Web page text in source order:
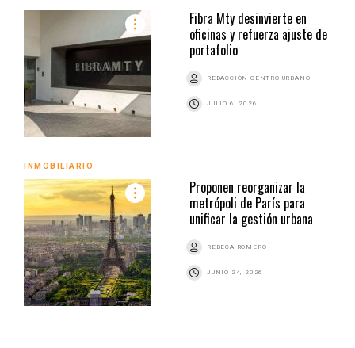
Fibra Mty desinvierte en
oficinas y refuerza ajuste de
portafolio
REDACCIÓN CENTRO URBANO
JULIO 6, 2026
INMOBILIARIO
Proponen reorganizar la
metrópoli de París para
unificar la gestión urbana
REBECA ROMERO
JUNIO 24, 2026